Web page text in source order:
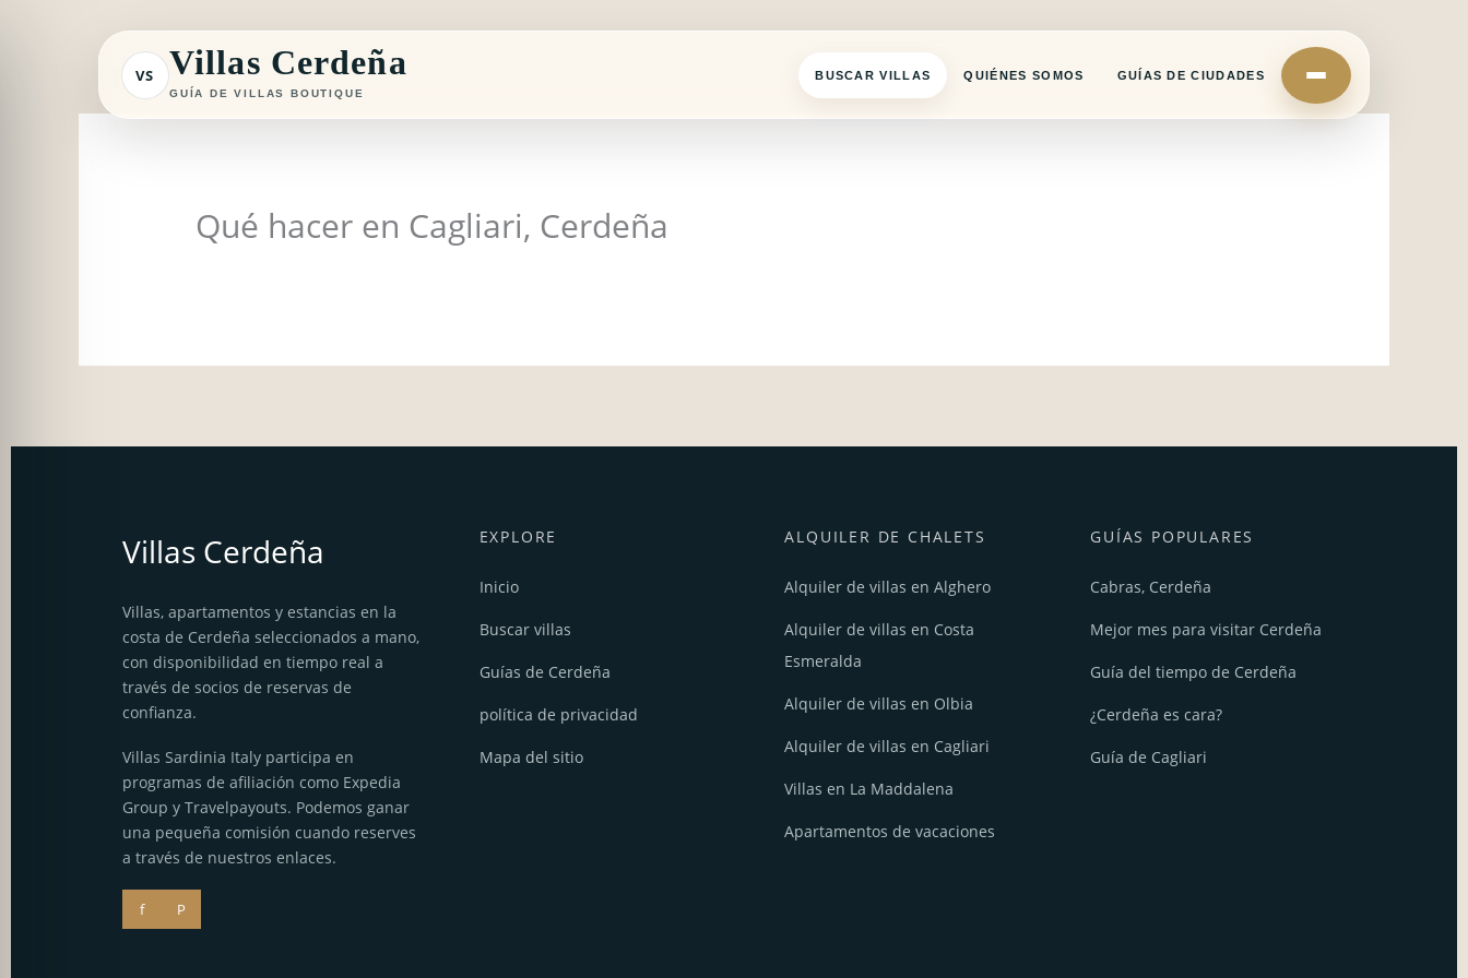
VS Villas Cerdeña
GUÍA DE VILLAS BOUTIQUE
BUSCAR VILLAS QUIÉNES SOMOS GUÍAS DE CIUDADES
Qué hacer en Cagliari, Cerdeña
Villas Cerdeña
Villas, apartamentos y estancias en la
costa de Cerdeña seleccionados a mano,
con disponibilidad en tiempo real a
través de socios de reservas de
confianza.
Villas Sardinia Italy participa en
programas de afiliación como Expedia
Group y Travelpayouts. Podemos ganar
una pequeña comisión cuando reserves
a través de nuestros enlaces.
f P
EXPLORE
Inicio
Buscar villas
Guías de Cerdeña
política de privacidad
Mapa del sitio
ALQUILER DE CHALETS
Alquiler de villas en Alghero
Alquiler de villas en Costa
Esmeralda
Alquiler de villas en Olbia
Alquiler de villas en Cagliari
Villas en La Maddalena
Apartamentos de vacaciones
GUÍAS POPULARES
Cabras, Cerdeña
Mejor mes para visitar Cerdeña
Guía del tiempo de Cerdeña
¿Cerdeña es cara?
Guía de Cagliari